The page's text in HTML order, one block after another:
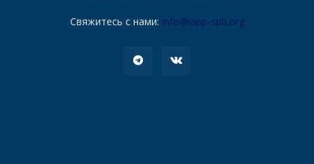
Свяжитесь с нами: info@iapp-spb.org